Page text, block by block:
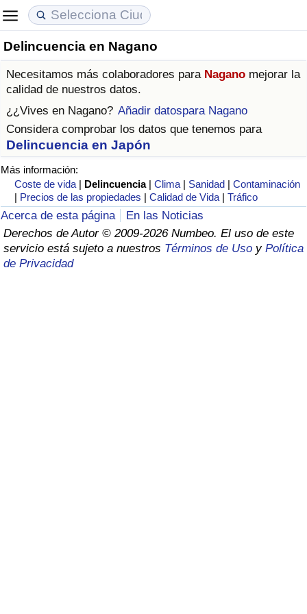
Delincuencia en Nagano
Necesitamos más colaboradores para Nagano mejorar la
calidad de nuestros datos.
¿¿Vives en Nagano? Añadir datospara Nagano
Considera comprobar los datos que tenemos para
Delincuencia en Japón
Más información:
Coste de vida | Delincuencia |Clima | Sanidad |Contaminación
| Precios de las propiedades |Calidad de Vida |Tráfico
Acerca de esta página
En las Noticias
Derechos de Autor © 2009-2026 Numbeo. El uso de este
servicio está sujeto a nuestros Términos de Uso y Política
de Privacidad
Coste de vida
Índice de Costo de Vida (Actual)
Índice de Costo de Vida
Índice de costo de vida por país
en aqaba
Precios de las propiedades
Índice de Precios de Inmuebles (Actual)
Índice de Precios de Inmuebles
Índice de Precios de Inmuebles por País
Calidad de Vida
Índice de Calidad de Vida
Índice de Calidad de Vida (Actual)
Índice de calidad de vida por país
Delincuencia
Calificación del Índice de Criminalidad
(Actual)